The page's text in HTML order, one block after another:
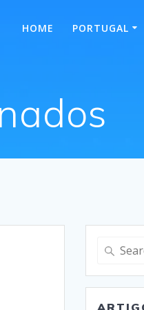
HOME PORTUGAL
Search